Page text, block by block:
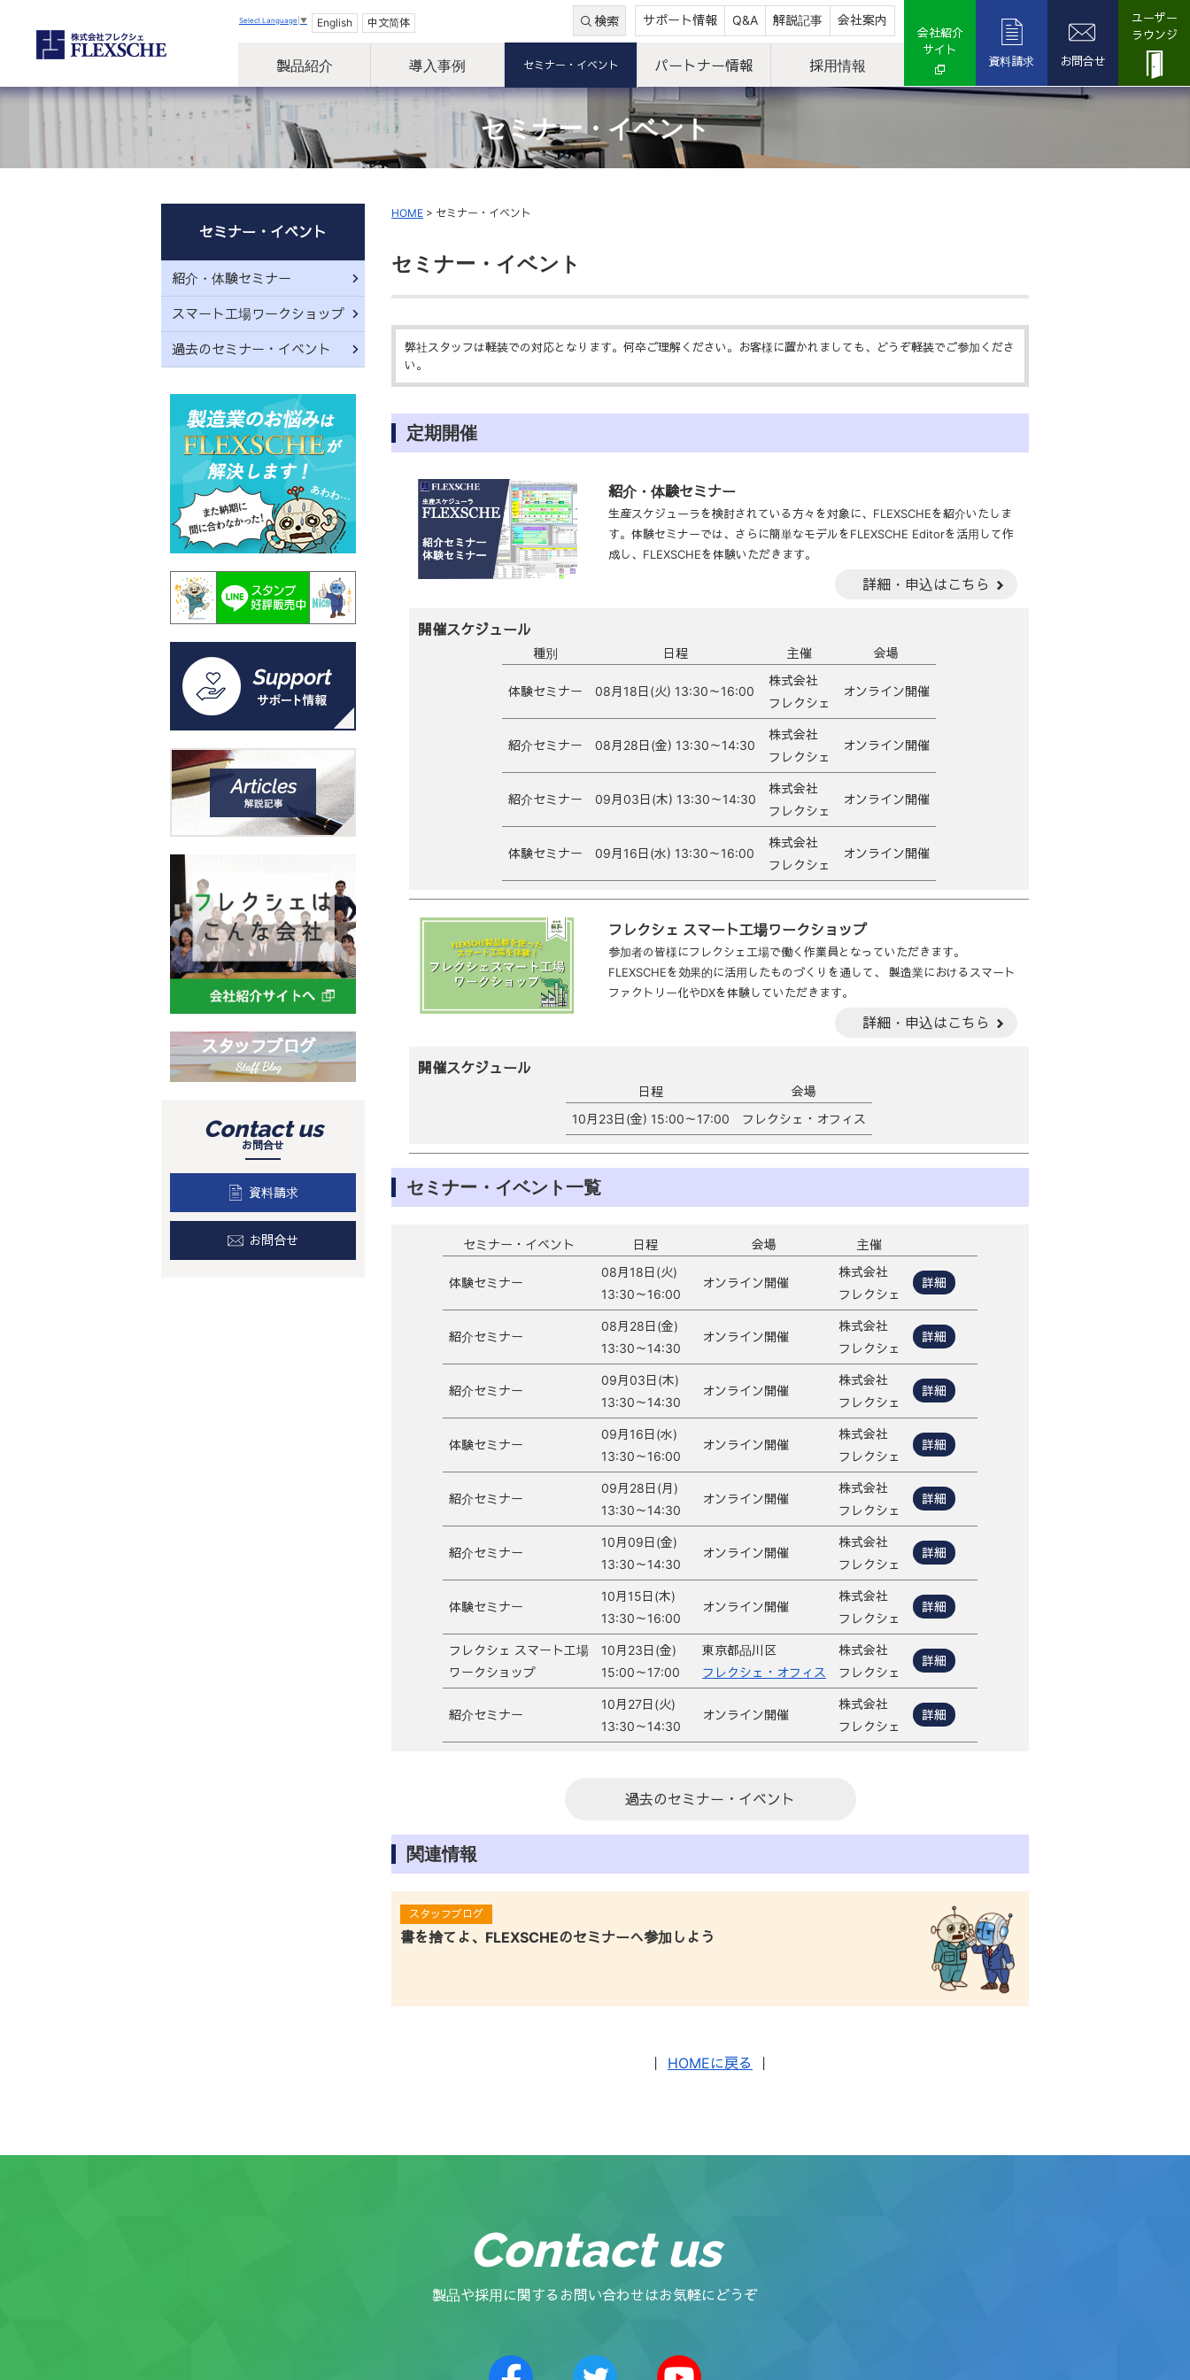
Select Language ▼ English 中文简体 検索 サポート情報 Q&A 解説記事 会社案内
製品紹介 導入事例 セミナー・イベント パートナー情報 採用情報
会社紹介
サイト
資料請求
お問合せ
ユーザー
ラウンジ
セミナー・イベント
HOME > セミナー・イベント
セミナー・イベント
弊社スタッフは軽装での対応となります。何卒ご理解ください。お客様に置かれましても、どうぞ軽装でご参加くださ
い。
定期開催
紹介・体験セミナー
生産スケジューラを検討されている方々を対象に、FLEXSCHEを紹介いたしま
す。体験セミナーでは、さらに簡単なモデルをFLEXSCHE Editorを活用して作
成し、FLEXSCHEを体験いただきます。
詳細・申込はこちら
開催スケジュール
種別 日程 主催 会場
体験セミナー 08月18日(火) 13:30～16:00
株式会社
フレクシェ
オンライン開催
紹介セミナー 08月28日(金) 13:30～14:30
株式会社
フレクシェ
オンライン開催
紹介セミナー 09月03日(木) 13:30～14:30
株式会社
フレクシェ
オンライン開催
体験セミナー 09月16日(水) 13:30～16:00
株式会社
フレクシェ
オンライン開催
フレクシェ スマート工場ワークショップ
参加者の皆様にフレクシェ工場で働く作業員となっていただきます。
FLEXSCHEを効果的に活用したものづくりを通して、 製造業におけるスマート
ファクトリー化やDXを体験していただきます。
詳細・申込はこちら
開催スケジュール
日程
会場
10月23日(金) 15:00～17:00
フレクシェ・オフィス
セミナー・イベント一覧
セミナー・イベント 日程 会場 主催
体験セミナー
08月18日(火)
13:30～16:00
オンライン開催
株式会社
フレクシェ
詳細
紹介セミナー
08月28日(金)
13:30～14:30
オンライン開催
株式会社
フレクシェ
詳細
紹介セミナー
09月03日(木)
13:30～14:30
オンライン開催
株式会社
フレクシェ
詳細
体験セミナー
09月16日(水)
13:30～16:00
オンライン開催
株式会社
フレクシェ
詳細
紹介セミナー
09月28日(月)
13:30～14:30
オンライン開催
株式会社
フレクシェ
詳細
紹介セミナー
10月09日(金)
13:30～14:30
オンライン開催
株式会社
フレクシェ
詳細
体験セミナー
10月15日(木)
13:30～16:00
オンライン開催
株式会社
フレクシェ
詳細
フレクシェ スマート工場
ワークショップ
10月23日(金)
15:00～17:00
東京都品川区
フレクシェ・オフィス
株式会社
フレクシェ
詳細
紹介セミナー
10月27日(火)
13:30～14:30
オンライン開催
株式会社
フレクシェ
詳細
過去のセミナー・イベント
関連情報
スタッフブログ
書を捨てよ、FLEXSCHEのセミナーへ参加しよう
｜ HOMEに戻る ｜
セミナー・イベント
紹介・体験セミナー
スマート工場ワークショップ
過去のセミナー・イベント
Contact us
お問合せ
資料請求
お問合せ
Contact us
製品や採用に関するお問い合わせはお気軽にどうぞ